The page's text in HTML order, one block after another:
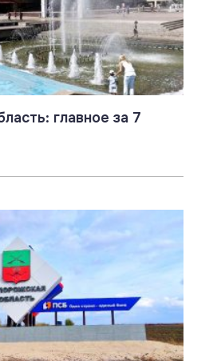
главное за 7